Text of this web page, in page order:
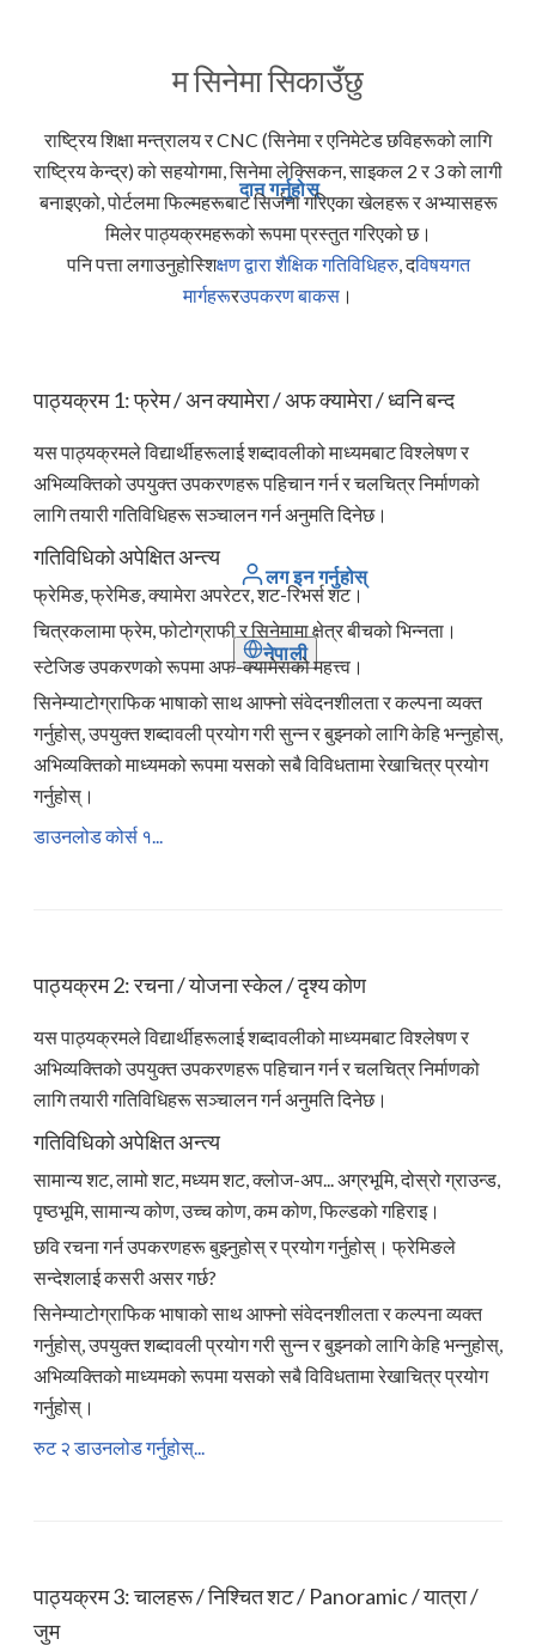
दान गर्नुहोस्
लग इन गर्नुहोस्
नेपाली
म सिनेमा सिकाउँछु
राष्ट्रिय शिक्षा मन्त्रालय र CNC (सिनेमा र एनिमेटेड छविहरूको लागि
राष्ट्रिय केन्द्र) को सहयोगमा, सिनेमा लेक्सिकन, साइकल 2 र 3 को लागी
बनाइएको, पोर्टलमा फिल्महरूबाट सिर्जना गरिएका खेलहरू र अभ्यासहरू
मिलेर पाठ्यक्रमहरूको रूपमा प्रस्तुत गरिएको छ।
पनि पत्ता लगाउनुहोस्शिक्षण द्वारा शैक्षिक गतिविधिहरु, दविषयगत
मार्गहरूरउपकरण बाकस ।
पाठ्यक्रम 1: फ्रेम / अन क्यामेरा / अफ क्यामेरा / ध्वनि बन्द
यस पाठ्यक्रमले विद्यार्थीहरूलाई शब्दावलीको माध्यमबाट विश्लेषण र
अभिव्यक्तिको उपयुक्त उपकरणहरू पहिचान गर्न र चलचित्र निर्माणको
लागि तयारी गतिविधिहरू सञ्चालन गर्न अनुमति दिनेछ।
गतिविधिको अपेक्षित अन्त्य
फ्रेमिङ, फ्रेमिङ, क्यामेरा अपरेटर, शट-रिभर्स शट।
चित्रकलामा फ्रेम, फोटोग्राफी र सिनेमामा क्षेत्र बीचको भिन्नता।
स्टेजिङ उपकरणको रूपमा अफ-क्यामेराको महत्त्व।
सिनेम्याटोग्राफिक भाषाको साथ आफ्नो संवेदनशीलता र कल्पना व्यक्त
गर्नुहोस्, उपयुक्त शब्दावली प्रयोग गरी सुन्न र बुझ्नको लागि केहि भन्नुहोस्,
अभिव्यक्तिको माध्यमको रूपमा यसको सबै विविधतामा रेखाचित्र प्रयोग
गर्नुहोस्।
डाउनलोड कोर्स १...
पाठ्यक्रम 2: रचना / योजना स्केल / दृश्य कोण
यस पाठ्यक्रमले विद्यार्थीहरूलाई शब्दावलीको माध्यमबाट विश्लेषण र
अभिव्यक्तिको उपयुक्त उपकरणहरू पहिचान गर्न र चलचित्र निर्माणको
लागि तयारी गतिविधिहरू सञ्चालन गर्न अनुमति दिनेछ।
गतिविधिको अपेक्षित अन्त्य
सामान्य शट, लामो शट, मध्यम शट, क्लोज-अप... अग्रभूमि, दोस्रो ग्राउन्ड,
पृष्ठभूमि, सामान्य कोण, उच्च कोण, कम कोण, फिल्डको गहिराइ।
छवि रचना गर्न उपकरणहरू बुझ्नुहोस् र प्रयोग गर्नुहोस्। फ्रेमिङले
सन्देशलाई कसरी असर गर्छ?
सिनेम्याटोग्राफिक भाषाको साथ आफ्नो संवेदनशीलता र कल्पना व्यक्त
गर्नुहोस्, उपयुक्त शब्दावली प्रयोग गरी सुन्न र बुझ्नको लागि केहि भन्नुहोस्,
अभिव्यक्तिको माध्यमको रूपमा यसको सबै विविधतामा रेखाचित्र प्रयोग
गर्नुहोस्।
रुट २ डाउनलोड गर्नुहोस्...
पाठ्यक्रम 3: चालहरू / निश्चित शट / Panoramic / यात्रा /
जुम